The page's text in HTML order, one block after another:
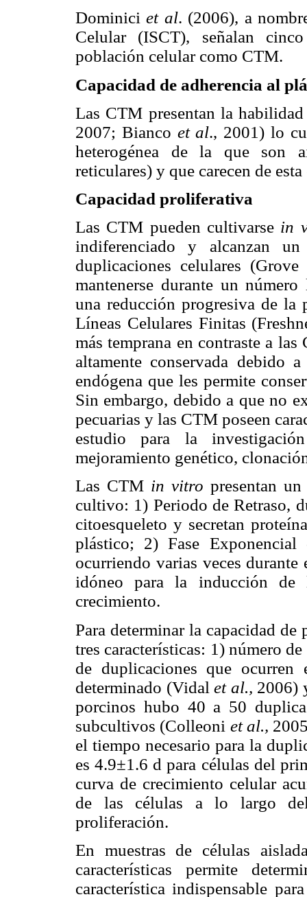
Dominiciet al. (2006), a
Celular (ISCT), señalan
población celular como CTM.
Capacidad de adherencia al
Las CTM presentan la
2007; Bianco et al., 2001) lo
heterogénea de la que son
reticulares) y que carecen de
Capacidad proliferativa
Las CTM pueden cultivarse in
indiferenciado y alcanzan
duplicaciones celulares
mantenerse durante un
una reducción progresiva de la
Líneas Celulares Finitas
más temprana en contraste a
altamente conservada debido
endógena que les permite
Sin embargo, debido a que no
pecuarias y las CTM poseen
estudio para la
mejoramiento genético,
Las CTM in vitro presentan
cultivo: 1) Periodo de Retraso,
citoesqueleto y secretan
plástico; 2) Fase
ocurriendo varias veces
idóneo para la inducción de
crecimiento.
Para determinar la capacidad
tres características: 1) número
de duplicaciones que
determinado (Vidal et al., 2006)
porcinos hubo 40 a 50
subcultivos (Colleoni et al.,
el tiempo necesario para la
es 4.9±1.6 d para células del
curva de crecimiento celular
de las células a lo largo
proliferación.
En muestras de células
características permite
característica indispensable